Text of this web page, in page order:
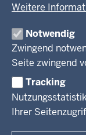
Weitere
Notwendig
Zwingend
Seite zwingend
Tracking
Ihrer
Leitung des Hauses
Organisation
Arbeitgeber
Rechtsgrundlagen
Kultur
Wissenschaft,
Weiterbildung
Presse
Service
Kontakt